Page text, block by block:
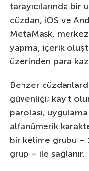
tarayıcılarında bir
cüzdan, iOS ve
MetaMask,
yapma, içerik
üzerinden para
Benzer
güvenliği; kayıt
parolası,
alfanümerik
bir kelime grubu –
grup – ile sağlanır.